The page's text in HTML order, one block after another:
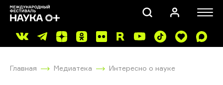
Главная Медиатека Интересно о науке